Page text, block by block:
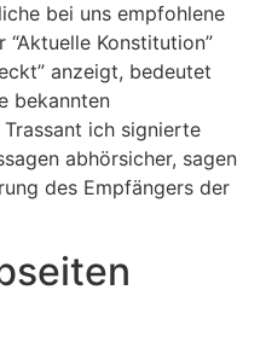
bei uns empfohlene
“Aktuelle Konstitution”
anzeigt, bedeutet
bekannten
ich signierte
abhörsicher, sagen
des Empfängers der